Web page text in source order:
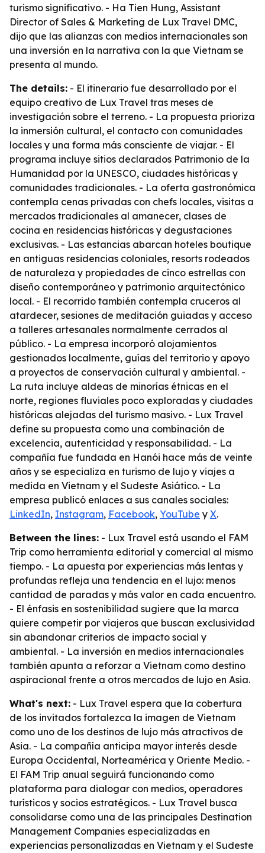
turismo significativo. - Ha Tien Hung, Assistant
Director of Sales & Marketing de Lux Travel DMC,
dijo que las alianzas con medios internacionales son
una inversión en la narrativa con la que Vietnam se
presenta al mundo.
The details: - El itinerario fue desarrollado por el
equipo creativo de Lux Travel tras meses de
investigación sobre el terreno. - La propuesta prioriza
la inmersión cultural, el contacto con comunidades
locales y una forma más consciente de viajar. - El
programa incluye sitios declarados Patrimonio de la
Humanidad por la UNESCO, ciudades históricas y
comunidades tradicionales. - La oferta gastronómica
contempla cenas privadas con chefs locales, visitas a
mercados tradicionales al amanecer, clases de
cocina en residencias históricas y degustaciones
exclusivas. - Las estancias abarcan hoteles boutique
en antiguas residencias coloniales, resorts rodeados
de naturaleza y propiedades de cinco estrellas con
diseño contemporáneo y patrimonio arquitectónico
local. - El recorrido también contempla cruceros al
atardecer, sesiones de meditación guiadas y acceso
a talleres artesanales normalmente cerrados al
público. - La empresa incorporó alojamientos
gestionados localmente, guías del territorio y apoyo
a proyectos de conservación cultural y ambiental. -
La ruta incluye aldeas de minorías étnicas en el
norte, regiones fluviales poco exploradas y ciudades
históricas alejadas del turismo masivo. - Lux Travel
define su propuesta como una combinación de
excelencia, autenticidad y responsabilidad. - La
compañía fue fundada en Hanói hace más de veinte
años y se especializa en turismo de lujo y viajes a
medida en Vietnam y el Sudeste Asiático. - La
empresa publicó enlaces a sus canales sociales:
LinkedIn, Instagram, Facebook, YouTube y X.
Between the lines: - Lux Travel está usando el FAM
Trip como herramienta editorial y comercial al mismo
tiempo. - La apuesta por experiencias más lentas y
profundas refleja una tendencia en el lujo: menos
cantidad de paradas y más valor en cada encuentro.
- El énfasis en sostenibilidad sugiere que la marca
quiere competir por viajeros que buscan exclusividad
sin abandonar criterios de impacto social y
ambiental. - La inversión en medios internacionales
también apunta a reforzar a Vietnam como destino
aspiracional frente a otros mercados de lujo en Asia.
What's next: - Lux Travel espera que la cobertura
de los invitados fortalezca la imagen de Vietnam
como uno de los destinos de lujo más atractivos de
Asia. - La compañía anticipa mayor interés desde
Europa Occidental, Norteamérica y Oriente Medio. -
El FAM Trip anual seguirá funcionando como
plataforma para dialogar con medios, operadores
turísticos y socios estratégicos. - Lux Travel busca
consolidarse como una de las principales Destination
Management Companies especializadas en
experiencias personalizadas en Vietnam y el Sudeste